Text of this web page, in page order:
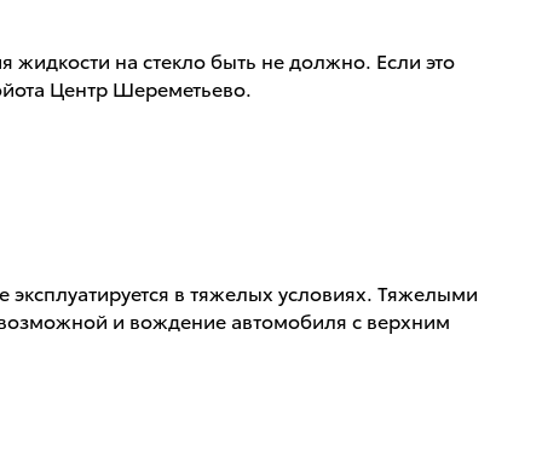
жидкости на стекло быть не должно. Если это
Центр Шереметьево.
в тяжелых условиях. Тяжелыми
и вождение автомобиля с верхним